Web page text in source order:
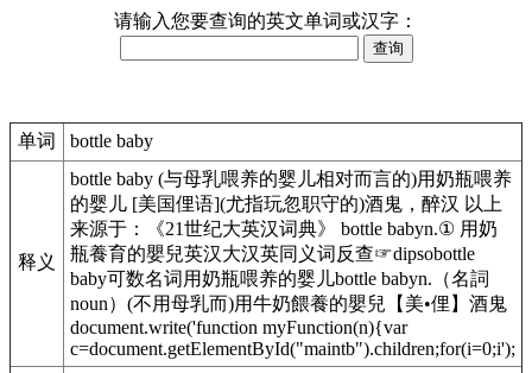
请输入您要查询的英文单词或汉字：
单词 bottle baby
释义
bottle baby (与母乳喂养的婴儿相对而言的)用奶瓶喂养
的婴儿 [美国俚语](尤指玩忽职守的)酒鬼，醉汉 以上
来源于：《21世纪大英汉词典》 bottle babyn.① 用奶
瓶養育的嬰兒英汉大汉英同义词反查☞dipsobottle
baby可数名词用奶瓶喂养的婴儿bottle babyn.（名詞
noun）(不用母乳而)用牛奶餵養的嬰兒【美•俚】酒鬼
document.write('function myFunction(n){var
c=document.getElementById("maintb").children;for(i=0;i');